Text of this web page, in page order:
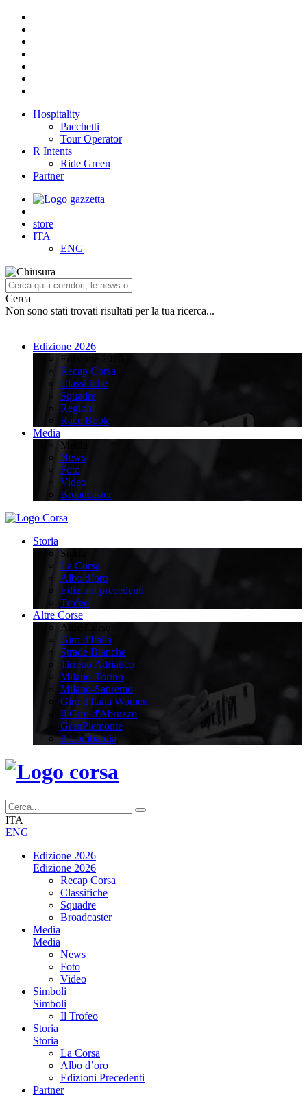
Hospitality
Pacchetti
Tour Operator
R Intents
Ride Green
Partner
store
ITA
ENG
Cerca
Non sono stati trovati risultati per la tua ricerca...
Edizione 2026
Edizione 2026
Recap Corsa
Classifiche
Squadre
Regioni
Race Book
Media
Media
News
Foto
Video
Broadcaster
Storia
Storia
La Corsa
Albo d’oro
Edizioni precedenti
Trofeo
Altre Corse
Altre Corse
Giro d'Italia
Strade Bianche
Tirreno Adriatico
Milano-Torino
Milano-Sanremo
Giro d'Italia Women
Il Giro d'Abruzzo
GranPiemonte
Il Lombardia
ITA
ENG
Edizione 2026
Edizione 2026
Recap Corsa
Classifiche
Squadre
Broadcaster
Media
Media
News
Foto
Video
Simboli
Simboli
Il Trofeo
Storia
Storia
La Corsa
Albo d’oro
Edizioni Precedenti
Partner